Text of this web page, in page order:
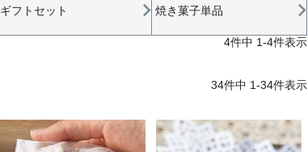
ギフトセット 焼き菓子単品
4件中 1-4件表示
34件中 1-34件表示